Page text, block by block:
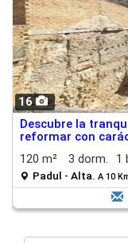
16
Descubre la
reformar con
120 m²
3 dorm. 1
Padul - Alta. A 10